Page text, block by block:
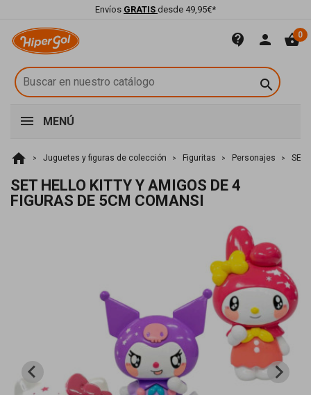
Envíos GRATIS desde 49,95€*
contact_support person shopping_basket0

MENÚ
home Juguetes y figuras de colección Figuritas Personajes SET
SET HELLO KITTY Y AMIGOS DE 4
FIGURAS DE 5CM COMANSI